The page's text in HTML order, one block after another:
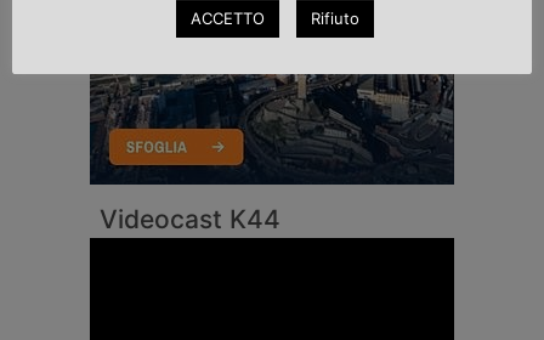
Videocast K44
ACCETTO Rifiuto